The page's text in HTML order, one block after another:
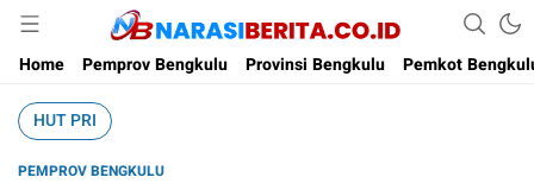
Narasi Berita
Home
Pemprov Bengkulu Provinsi Bengkulu Pemkot
HUT PRI
PEMPROV BENGKULU